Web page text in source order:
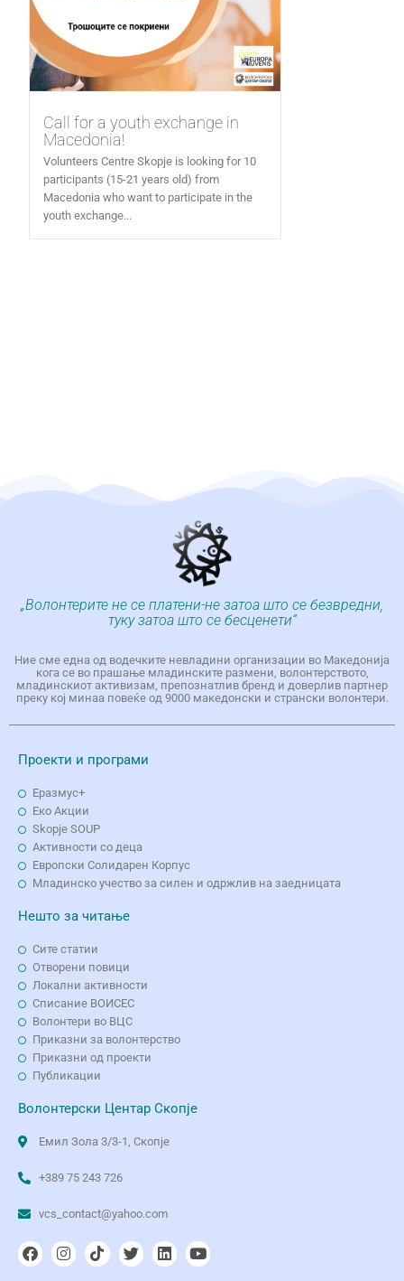
Call for a youth exchange in
Macedonia!
Volunteers Centre Skopje is looking for 10
participants (15-21 years old) from
Macedonia who want to participate in the
youth exchange...
„Волонтерите не се платени-не затоа што се безвредни,
туку затоа што се бесценети“
Ние сме една од водечките невладини организации во Македонија
кога се во прашање младинските размени, волонтерството,
младинскиот активизам, препознатлив бренд и доверлив партнер
преку кој минаа повеќе од 9000 македонски и странски волонтери.
Проекти и програми
Еразмус+
Еко Aкции
Skopje SOUP
Активности со деца
Европски Солидарен Корпус
Младинско учество за силен и одржлив на заедницата
Нешто за читање
Сите статии
Отворени повици
Локални активности
Списание ВОИСЕС
Волонтери во ВЦС
Приказни за волонтерство
Приказни од проекти
Публикации
Волонтерски Центар Скопје
Емил Зола 3/3-1, Скопје
+389 75 243 726
vcs_contact@yahoo.com